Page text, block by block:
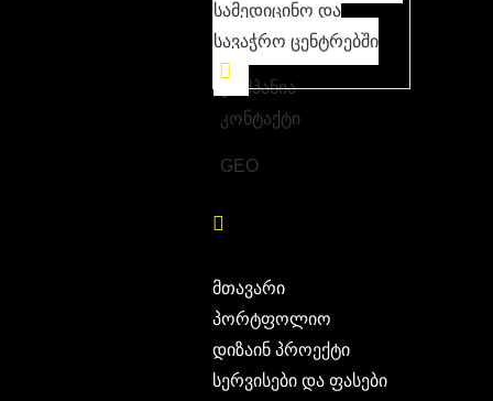
სამედიცინო და
სავაჭრო ცენტრებში
კომპანია
კონტაქტი
GEO
მთავარი
პორტფოლიო
დიზაინ პროექტი
სერვისები და ფასები